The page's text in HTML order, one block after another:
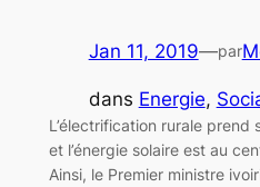
Jan 11, 2019—par
dans Energie,
L’électrification rurale prend
et l’énergie solaire est au
Ainsi, le Premier ministre